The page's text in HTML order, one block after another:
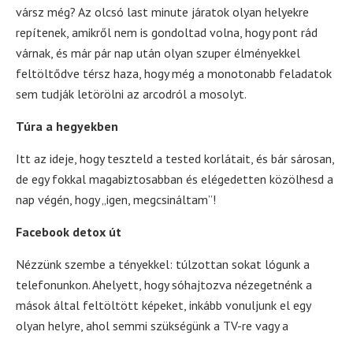
vársz még? Az olcsó last minute járatok olyan helyekre
repítenek, amikről nem is gondoltad volna, hogy pont rád
várnak, és már pár nap után olyan szuper élményekkel
feltöltődve térsz haza, hogy még a monotonabb feladatok
sem tudják letörölni az arcodról a mosolyt.
Túra a hegyekben
Itt az ideje, hogy teszteld a tested korlátait, és bár sárosan,
de egy fokkal magabiztosabban és elégedetten közölhesd a
nap végén, hogy „igen, megcsináltam”!
Facebook detox út
Nézzünk szembe a tényekkel: túlzottan sokat lógunk a
telefonunkon. Ahelyett, hogy sóhajtozva nézegetnénk a
mások által feltöltött képeket, inkább vonuljunk el egy
olyan helyre, ahol semmi szükségünk a TV-re vagy a